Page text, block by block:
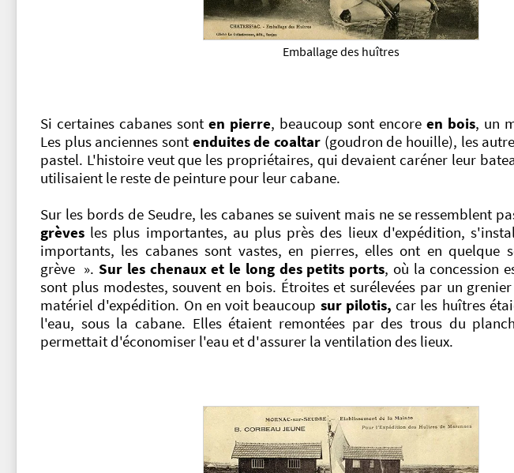
Emballage des huîtres
Si certaines cabanes sonten pierre, beaucoup sont encoreen bois, un
Les plus anciennes sont enduites de coaltar (goudron de houille), les
pastel. L'histoire veut que les propriétaires, qui devaient caréner leur
utilisaient le reste de peinture pour leur cabane.
Sur les bords de Seudre, les cabanes se suivent mais ne se ressemblent
grèves les plus importantes, au plus près des lieux d'expédition,
importants, les cabanes sont vastes, en pierres, elles ont en quelque
grève ».Sur les chenaux et le long des petits ports, où la concession
sont plus modestes, souvent en bois. Étroites et surélevées par un
matériel d'expédition. On en voit beaucoup sur pilotis, car les huîtres
l'eau, sous la cabane. Elles étaient remontées par des trous du
permettait d'économiser l'eau et d'assurer la ventilation des lieux.